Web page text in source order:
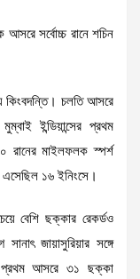
আসরে সর্বোচ্চ রানে শচিন
কিংবদন্তি। চলতি আসরে
ইন্ডিয়ান্সের প্রথম
রানের মাইলফলক স্পর্শ
১৬ ইনিংসে।
বেশি ছক্কার রেকর্ডও
জায়াসুরিয়ার সঙ্গে
প্রথম আসরে ৩১ ছক্কা